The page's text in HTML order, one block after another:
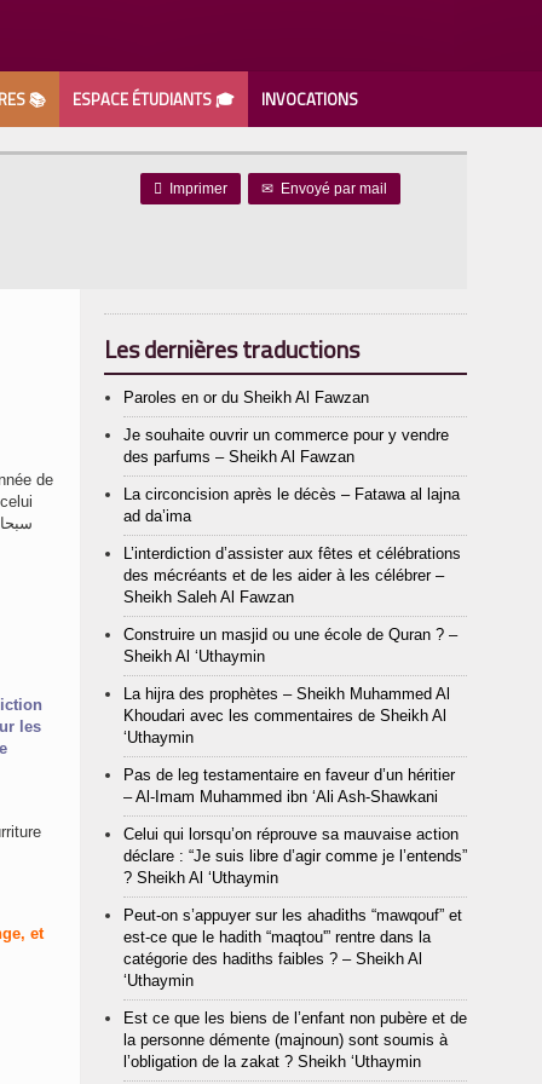
📚 ESPACE ÉTUDIANTS 🎓 INVOCATIONS
 Imprimer ✉ Envoyé par mail
les
et
Les dernières traductions
Paroles en or du Sheikh Al Fawzan
Je souhaite ouvrir un commerce pour y vendre
des parfums – Sheikh Al Fawzan
La circoncision après le décès – Fatawa al lajna
ad da’ima
L’interdiction d’assister aux fêtes et célébrations
des mécréants et de les aider à les célébrer –
Sheikh Saleh Al Fawzan
Construire un masjid ou une école de Quran ? –
Sheikh Al ‘Uthaymin
La hijra des prophètes – Sheikh Muhammed Al
Khoudari avec les commentaires de Sheikh Al
‘Uthaymin
Pas de leg testamentaire en faveur d’un héritier
– Al-Imam Muhammed ibn ‘Ali Ash-Shawkani
Celui qui lorsqu’on réprouve sa mauvaise action
déclare : “Je suis libre d’agir comme je l’entends”
? Sheikh Al ‘Uthaymin
Peut-on s’appuyer sur les ahadiths “mawqouf” et
est-ce que le hadith “maqtou'” rentre dans la
catégorie des hadiths faibles ? – Sheikh Al
‘Uthaymin
Est ce que les biens de l’enfant non pubère et de
la personne démente (majnoun) sont soumis à
l’obligation de la zakat ? Sheikh ‘Uthaymin